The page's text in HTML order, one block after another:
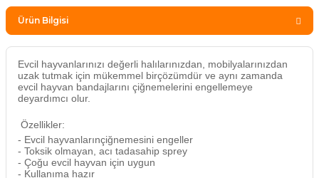
Ürün Bilgisi
Evcil hayvanlarınızı değerli halılarınızdan, mobilyalarınızdan
uzak tutmak için mükemmel birçözümdür ve aynı zamanda
evcil hayvan bandajlarını çiğnemelerini engellemeye
deyardımcı olur.
Özellikler:
- Evcil hayvanlarınçiğnemesini engeller
- Toksik olmayan, acı tadasahip sprey
- Çoğu evcil hayvan için uygun
- Kullanıma hazır